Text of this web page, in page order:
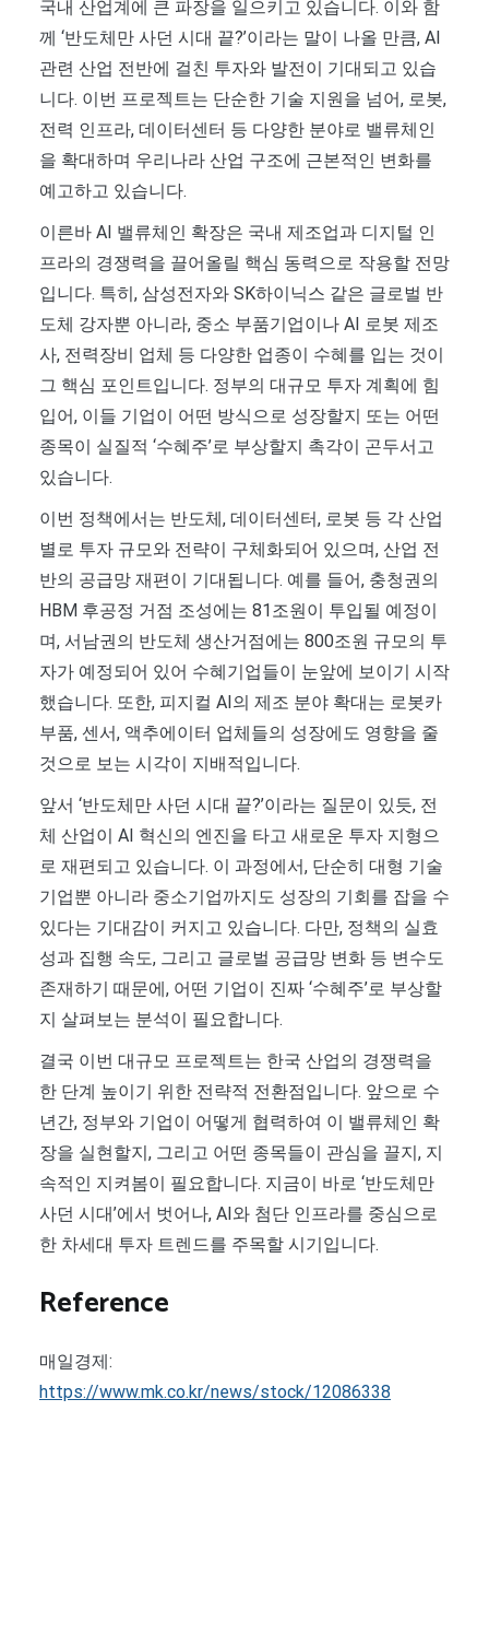
국내 산업계에 큰 파장을 일으키고 있습니다. 이와 함
께 ‘반도체만 사던 시대 끝?’이라는 말이 나올 만큼, AI
관련 산업 전반에 걸친 투자와 발전이 기대되고 있습
니다. 이번 프로젝트는 단순한 기술 지원을 넘어, 로봇,
전력 인프라, 데이터센터 등 다양한 분야로 밸류체인
을 확대하며 우리나라 산업 구조에 근본적인 변화를
예고하고 있습니다.
이른바 AI 밸류체인 확장은 국내 제조업과 디지털 인
프라의 경쟁력을 끌어올릴 핵심 동력으로 작용할 전망
입니다. 특히, 삼성전자와 SK하이닉스 같은 글로벌 반
도체 강자뿐 아니라, 중소 부품기업이나 AI 로봇 제조
사, 전력장비 업체 등 다양한 업종이 수혜를 입는 것이
그 핵심 포인트입니다. 정부의 대규모 투자 계획에 힘
입어, 이들 기업이 어떤 방식으로 성장할지 또는 어떤
종목이 실질적 ‘수혜주’로 부상할지 촉각이 곤두서고
있습니다.
이번 정책에서는 반도체, 데이터센터, 로봇 등 각 산업
별로 투자 규모와 전략이 구체화되어 있으며, 산업 전
반의 공급망 재편이 기대됩니다. 예를 들어, 충청권의
HBM 후공정 거점 조성에는 81조원이 투입될 예정이
며, 서남권의 반도체 생산거점에는 800조원 규모의 투
자가 예정되어 있어 수혜기업들이 눈앞에 보이기 시작
했습니다. 또한, 피지컬 AI의 제조 분야 확대는 로봇카
부품, 센서, 액추에이터 업체들의 성장에도 영향을 줄
것으로 보는 시각이 지배적입니다.
앞서 ‘반도체만 사던 시대 끝?’이라는 질문이 있듯, 전
체 산업이 AI 혁신의 엔진을 타고 새로운 투자 지형으
로 재편되고 있습니다. 이 과정에서, 단순히 대형 기술
기업뿐 아니라 중소기업까지도 성장의 기회를 잡을 수
있다는 기대감이 커지고 있습니다. 다만, 정책의 실효
성과 집행 속도, 그리고 글로벌 공급망 변화 등 변수도
존재하기 때문에, 어떤 기업이 진짜 ‘수혜주’로 부상할
지 살펴보는 분석이 필요합니다.
결국 이번 대규모 프로젝트는 한국 산업의 경쟁력을
한 단계 높이기 위한 전략적 전환점입니다. 앞으로 수
년간, 정부와 기업이 어떻게 협력하여 이 밸류체인 확
장을 실현할지, 그리고 어떤 종목들이 관심을 끌지, 지
속적인 지켜봄이 필요합니다. 지금이 바로 ‘반도체만
사던 시대’에서 벗어나, AI와 첨단 인프라를 중심으로
한 차세대 투자 트렌드를 주목할 시기입니다.
Reference
매일경제:
https://www.mk.co.kr/news/stock/12086338